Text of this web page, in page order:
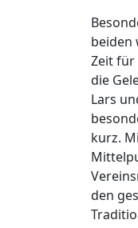
beiden
Zeit für
die
Lars
kurz.
den